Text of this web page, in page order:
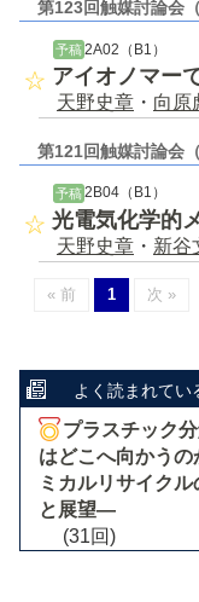
第123回触媒討論会
予稿 2A02（B1）
アイオノマー
天野史章 ・ 向原
第121回触媒討論会
予稿 2B04（B1）
光電気化学的
天野史章 ・ 新谷
« 前 1 次 »
よく読まれてい
プラスチック
はどこへ向かう
ミカルリサイクル
と展望―
(31回)